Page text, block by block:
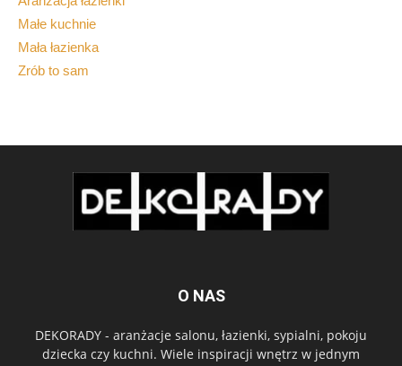
Małe kuchnie
Mała łazienka
Zrób to sam
O NAS
DEKORADY - aranżacje salonu, łazienki, sypialni, pokoju
dziecka czy kuchni. Wiele inspiracji wnętrz w jednym